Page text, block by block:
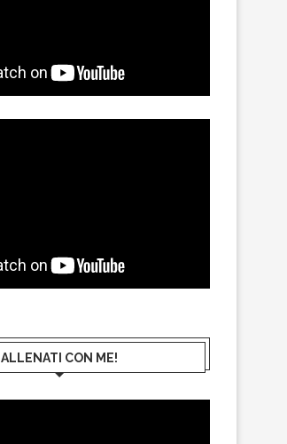
ALLENATI CON ME!